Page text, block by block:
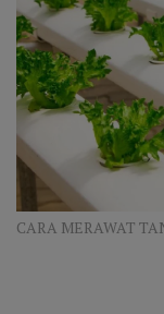
CARA MERAWAT